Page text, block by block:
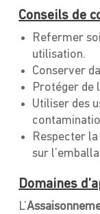
Conseils de
Refermer
utilisation.
Conserver
Protéger de
Utiliser des
Respecter
sur
Domaines
L’